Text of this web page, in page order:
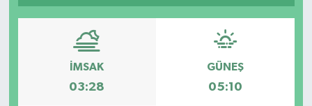
İMSAK
03:28
GÜNEŞ
05:10